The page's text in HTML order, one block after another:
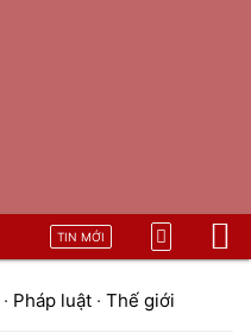
TIN MỚI
· Pháp luật · Thế giới